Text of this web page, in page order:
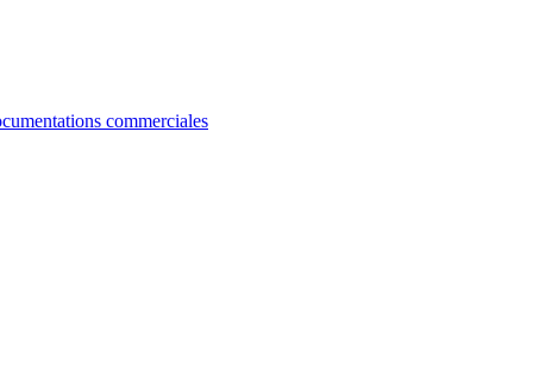
commerciales